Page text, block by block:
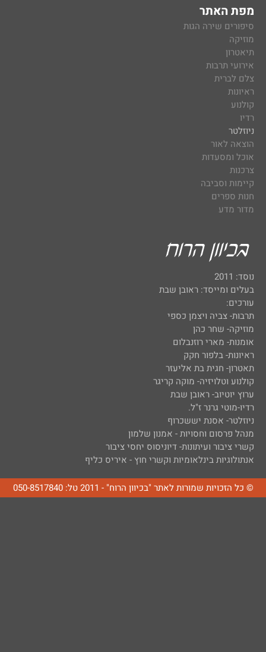
מפת האתר
סיפורים שירה הגות
מוזיקה
תיאטרון
אירועי תרבות
צלם לברית
ראיונות
קולנוע
רדיו
ניוזלטר
הוצאה לאור
אוכל ומסעדות
צרכנות
קיימות וסביבה
חנות ספרים
מדור מדע
נוסד: 2011
בעלים ומייסד: ראובן שבת
עורכים:
תרבות- צביה ויצמן כספי
מוזיקה- שחר כהן
אומנות- מארי רוזנבלום
ראיונות- בלפור חקק
תאטרון- חגית בת אליעזר
קולנוע וטלויזיה- מוקה קריגר
ערוץ יוטיוב- ראובן שבת
רדיו-מוטי גרנר ז"ל.
ניוזלטר- אסנת יששכרוף
מנהל פרסום וחסויות - אמנון שלמון
קשרי ציבור ועיתונות- דיוניסוס יחסי ציבור
אנתולוגיות בינלאומיות וקשרי חוץ - איריס כליף
© כל הזכויות שמורות לאתר "בכיוון הרוח" - 2011 טל: 050-8517840